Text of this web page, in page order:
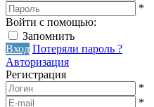
*
Войти с помощью:
Запомнить
Вход Потеряли пароль ?
Авторизация
Регистрация
*
*